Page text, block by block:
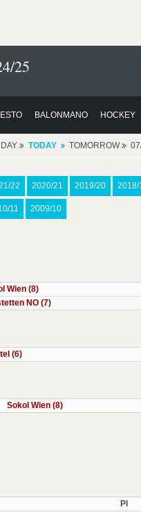
25
BALONMANO HOCKEY
TODAY TOMORROW
22 2020/21 2019/20 2018/
11 2009/10
Wien (8)
NO (7)
(6)
Sokol Wien (8)
Pl